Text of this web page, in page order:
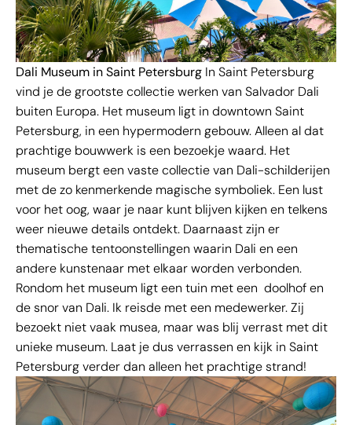
Dali Museum in Saint Petersburg In Saint Petersburg
vind je de grootste collectie werken van Salvador Dali
buiten Europa. Het museum ligt in downtown Saint
Petersburg, in een hypermodern gebouw. Alleen al dat
prachtige bouwwerk is een bezoekje waard. Het
museum bergt een vaste collectie van Dali-schilderijen
met de zo kenmerkende magische symboliek. Een lust
voor het oog, waar je naar kunt blijven kijken en telkens
weer nieuwe details ontdekt. Daarnaast zijn er
thematische tentoonstellingen waarin Dali en een
andere kunstenaar met elkaar worden verbonden.
Rondom het museum ligt een tuin met een doolhof en
de snor van Dali. Ik reisde met een medewerker. Zij
bezoekt niet vaak musea, maar was blij verrast met dit
unieke museum. Laat je dus verrassen en kijk in Saint
Petersburg verder dan alleen het prachtige strand!